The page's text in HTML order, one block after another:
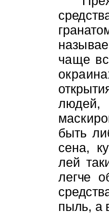
чаще
людей,
быть
сена,
лей
легче
пыль, а